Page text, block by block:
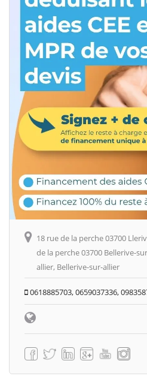
18 rue de la perche 03700
de la perche 03700 Bellerive-
allier, Bellerive-sur-allier
0618885703, 0659037336,